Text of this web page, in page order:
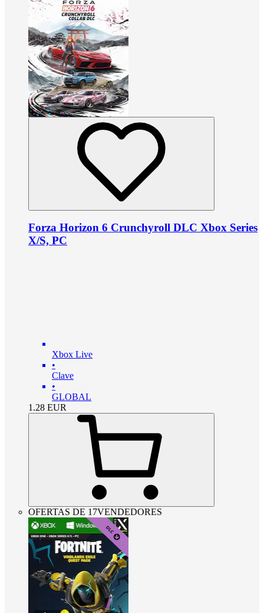
Forza Horizon 6 Crunchyroll DLC Xbox Series
X/S, PC
Xbox Live
•
Clave
•
GLOBAL
1.28 EUR
OFERTAS DE 17VENDEDORES